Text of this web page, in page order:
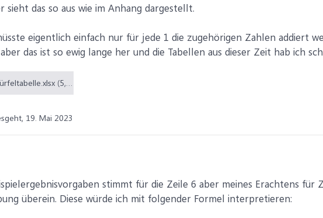
sieht das so aus wie im Anhang dargestellt.
eigentlich einfach nur für jede 1 die zugehörigen Zahlen addiert
das ist so ewig lange her und die Tabellen aus dieser Zeit hab ich
Würfeltabelle.xlsx (5,9 KB)
19. Mai 2023
stimmt für die Zeile 6 aber meines Erachtens für
überein. Diese würde ich mit folgender Formel interpretieren: